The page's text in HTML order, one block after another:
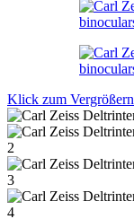
Klick zum Vergrößern